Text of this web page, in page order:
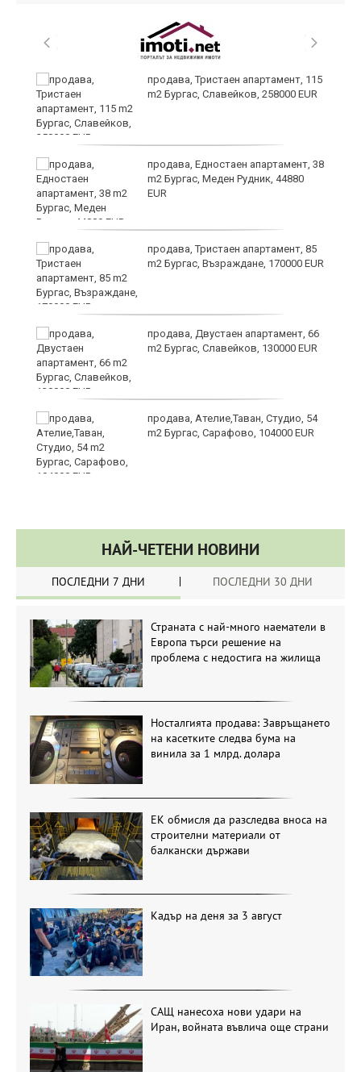
продава, Тристаен апартамент, 115
m2 Бургас, Славейков, 258000 EUR
продава, Едностаен апартамент, 38
m2 Бургас, Меден Рудник, 44880
EUR
продава, Тристаен апартамент, 85
m2 Бургас, Възраждане, 170000 EUR
продава, Двустаен апартамент, 66
m2 Бургас, Славейков, 130000 EUR
продава, Ателие,Таван, Студио, 54
m2 Бургас, Сарафово, 104000 EUR
НАЙ-ЧЕТЕНИ НОВИНИ
ПОСЛЕДНИ 7 ДНИ ПОСЛЕДНИ 30 ДНИ
Страната с най-много наематели в
Европа търси решение на
проблема с недостига на жилища
Носталгията продава: Завръщането
на касетките следва бума на
винила за 1 млрд. долара
ЕК обмисля да разследва вноса на
строителни материали от
балкански държави
Кадър на деня за 3 август
САЩ нанесоха нови удари на
Иран, войната въвлича още страни